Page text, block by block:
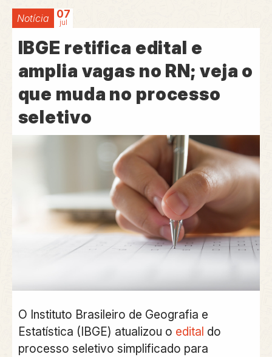
Notícia 07
jul
IBGE retifica edital e
amplia vagas no RN; veja o
que muda no processo
seletivo
O Instituto Brasileiro de Geografia e
Estatística (IBGE) atualizou o edital do
processo seletivo simplificado para